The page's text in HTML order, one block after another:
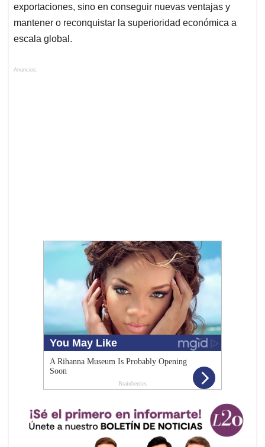
exportaciones, sino en conseguir nuevas ventajas y
mantener o reconquistar la superioridad económica a
escala global.
Anuncios.